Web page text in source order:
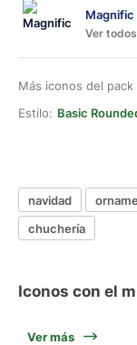
Magnific
Ver
Más iconos del pack
Estilo: Basic
navidad
chuchería
Iconos con el
Ver más